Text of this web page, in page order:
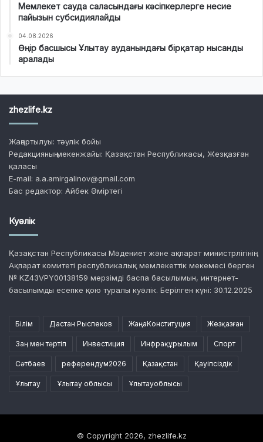
Мемлекет сауда саласындағы кәсіпкерлерге несие
пайызын субсидиялайды
04.08.2026
Өңір басшысы Ұлытау ауданындағы бірқатар нысанды
аралады
zhezlife.kz
Жаңартылуы: тәулік бойы
Редакцияның мекенжайы: Қазақстан Республикасы, Жезқазған
қаласы
E-mail: a.a.amirgalinov@gmail.com
Бас редактор: Айбек Әміртегі
Куәлік
Қазақстан Республикасы Мәдениет және ақпарат министрлігінің
Ақпарат комитеті республикалық мемлекеттік мекемесі берген
№ KZ43VPY00138159 мерзімді баспа басылымын, интернет-
басылымды есепке қою туралы куәлік. Берілген күні: 30.12.2025
Білім Дастан Рыспеков ЖаңаКонституция Жезқазған
Заң мен тәртіп Инвестиция Инфрақұрылым Спорт
Сәтбаев референдум2026 Қазақстан Қауіпсіздік
Ұлытау Ұлытау облысы Ұлытауоблысы
© Copyright 2026, zhezlife.kz